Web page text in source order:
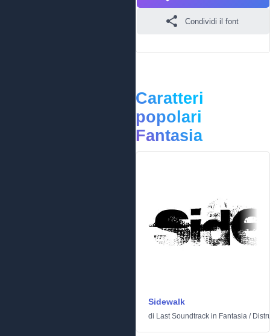
Condividi il font
Caratteri
popolari
Fantasia
Sidewalk
di Last Soundtrack in Fantasia /